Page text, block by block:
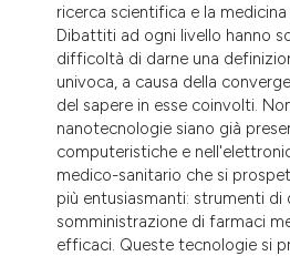
ricerca scientifica e la
Dibattiti ad ogni livello hanno
difficoltà di darne una
univoca, a causa della
del sapere in esse coinvolti.
nanotecnologie siano già
computeristiche e
medico-sanitario che si
più entusiasmanti: strumenti di
somministrazione di farmaci
efficaci. Queste tecnologie si